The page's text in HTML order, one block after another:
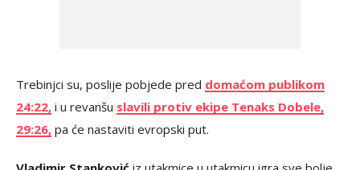
Trebinjci su, poslije pobjede pred domaćom publikom
24:22, i u revanšu slavili protiv ekipe Tenaks Dobele,
29:26, pa će nastaviti evropski put.